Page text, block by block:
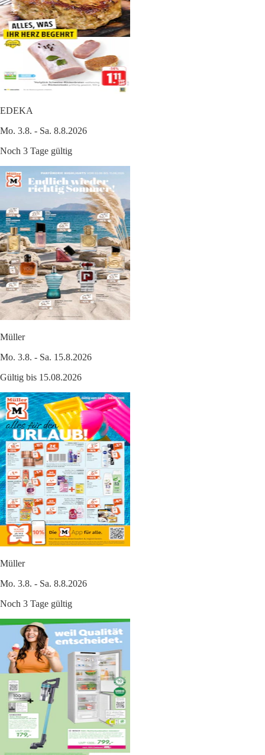
EDEKA
Mo. 3.8. - Sa. 8.8.2026
Noch 3 Tage gültig
Müller
Mo. 3.8. - Sa. 15.8.2026
Gültig bis 15.08.2026
Müller
Mo. 3.8. - Sa. 8.8.2026
Noch 3 Tage gültig